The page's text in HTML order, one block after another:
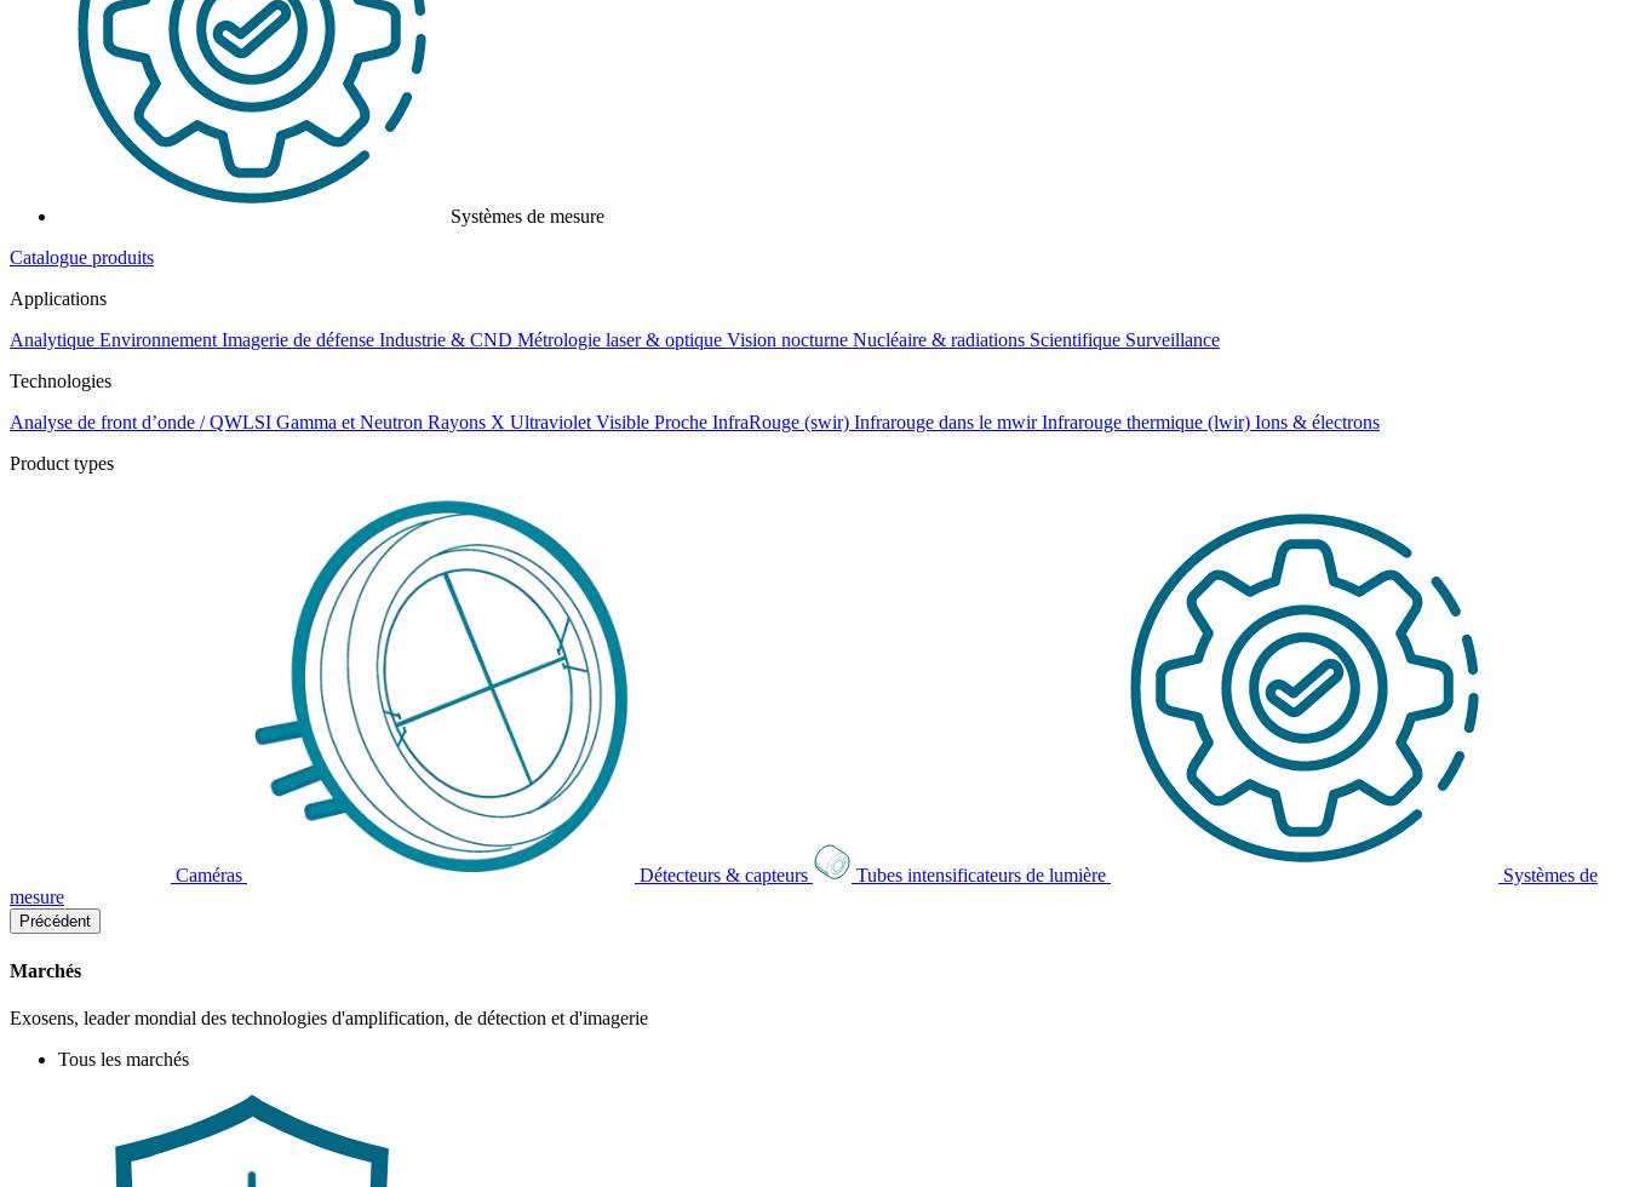
Systèmes de mesure
Catalogue produits
Applications
Analytique Environnement Imagerie de défense Industrie & CND Métrologie laser & optique Vision nocturne Nucléaire & radiations Scientifique Surveillance
Technologies
Analyse de front d’onde / QWLSI Gamma et Neutron Rayons X Ultraviolet Visible Proche InfraRouge (swir) Infrarouge dans le mwirInfrarouge thermique (lwir) Ions & électrons
Product types
Caméras Détecteurs & capteurs Tubes intensificateurs de lumière
Systèmes de
mesure
Précédent
Marchés
Exosens, leader mondial des technologies d'amplification, de détection et d'imagerie
Tous les marchés